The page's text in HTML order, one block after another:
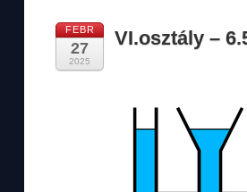
FEBR
27
2025
VI.osztály –